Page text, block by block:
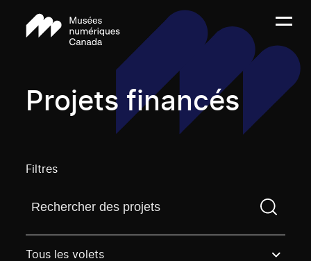
Projets financés
Filtres
Trouvez un projetVous devez saisir un terme de
Tous les volets